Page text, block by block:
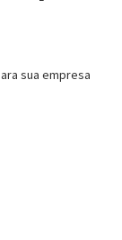
sua empresa